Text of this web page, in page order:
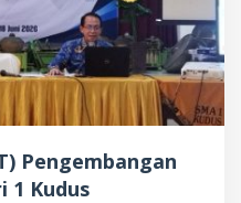
Pengembangan
1 Kudus